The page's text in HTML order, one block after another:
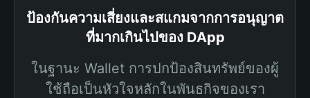
ป้องกันความเสี่ยงและสแกมจากการอนุญาต
ที่มากเกินไปของ DApp
ในฐานะ Wallet การปกป้องสินทรัพย์ของผู้
ใช้ถือเป็นหัวใจหลักในพันธกิจของเรา